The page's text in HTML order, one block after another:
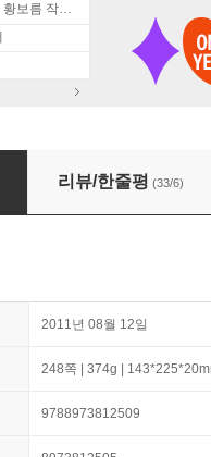
뮤지컬 〈휴남동 서점〉X 황보름 작가 북토크
리뷰/한줄평 (33/6)
2011년 08월 12일
248쪽 | 374g |
9788973812509